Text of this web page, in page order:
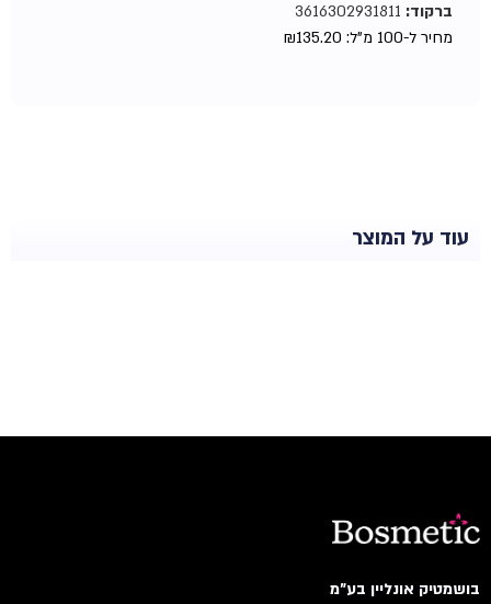
ברקוד:3616302931811
מחיר ל-100 מ"ל:
₪135.20
עוד על המוצר
בושמטיק אונליין בע"מ